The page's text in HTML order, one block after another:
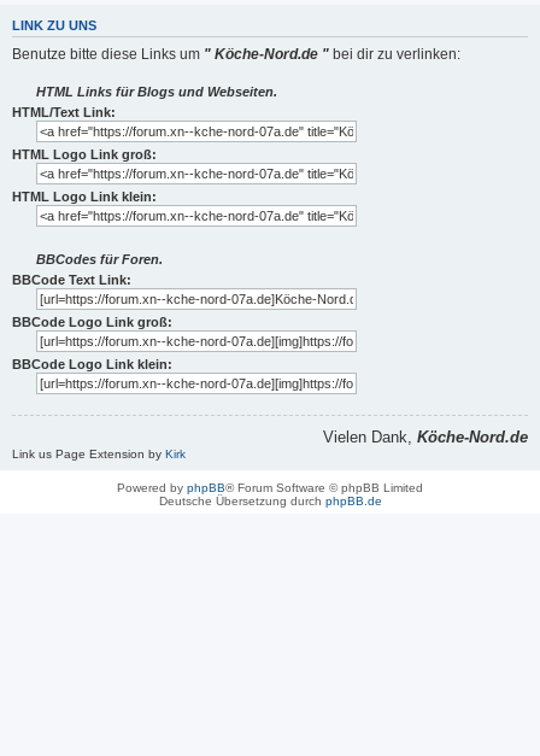
LINK ZU UNS
Benutze bitte diese Links um " Köche-Nord.de " bei dir zu verlinken:
HTML Links für Blogs und Webseiten.
HTML/Text Link:
HTML Logo Link groß:
HTML Logo Link klein:
BBCodes für Foren.
BBCode Text Link:
BBCode Logo Link groß:
BBCode Logo Link klein:
Vielen Dank, Köche-Nord.de
Link us Page Extension by Kirk
Powered by phpBB® Forum Software © phpBB Limited
Deutsche Übersetzung durch phpBB.de